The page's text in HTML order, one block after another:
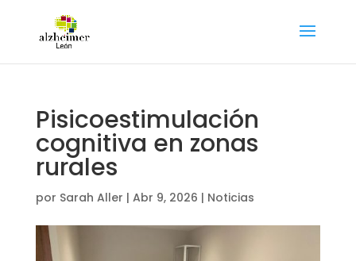
Pisicoestimulación
cognitiva en zonas
rurales
por Sarah Aller | Abr 9, 2026 | Noticias